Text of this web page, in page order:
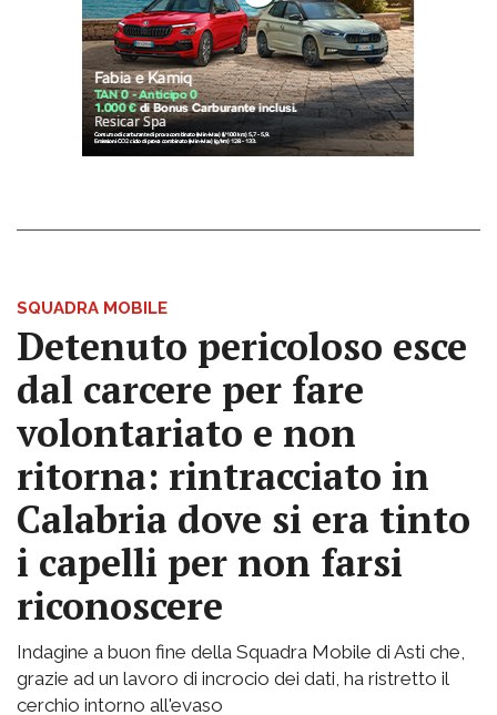
SQUADRA MOBILE
Detenuto pericoloso esce
dal carcere per fare
volontariato e non
ritorna: rintracciato in
Calabria dove si era tinto
i capelli per non farsi
riconoscere
Indagine a buon fine della Squadra Mobile di Asti che,
grazie ad un lavoro di incrocio dei dati, ha ristretto il
cerchio intorno all'evaso